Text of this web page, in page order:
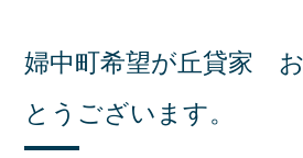
婦中町希望が丘貸家
とうございます。